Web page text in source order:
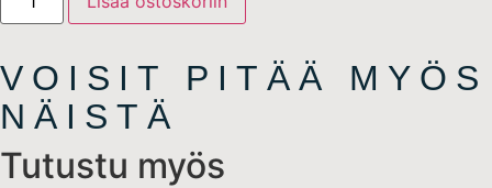
VOISIT PITÄÄ MYÖS
NÄISTÄ
Tutustu myös